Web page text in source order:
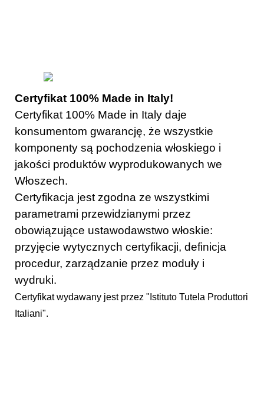
Certyfikat 100% Made in Italy!
Certyfikat 100% Made in Italy daje
konsumentom gwarancję, że wszystkie
komponenty są pochodzenia włoskiego i
jakości produktów wyprodukowanych we
Włoszech.
Certyfikacja jest zgodna ze wszystkimi
parametrami przewidzianymi przez
obowiązujące ustawodawstwo włoskie:
przyjęcie wytycznych certyfikacji, definicja
procedur, zarządzanie przez moduły i
wydruki.
Certyfikat wydawany jest przez "Istituto Tutela Produttori
Italiani".